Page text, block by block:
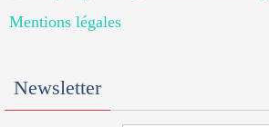
Mentions légales
Newsletter